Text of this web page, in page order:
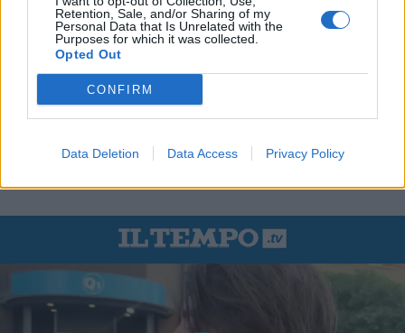
Retention, Sale, and/or Sharing of my
Personal Data that Is Unrelated with the
Purposes for which it was collected.
Opted Out
CONFIRM
Data Deletion Data Access Privacy Policy